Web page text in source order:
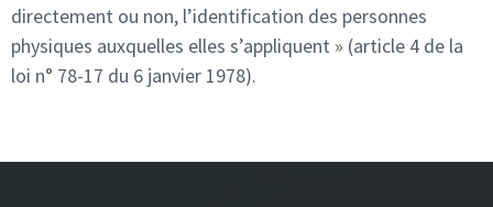
directement ou non, l’identification des personnes
physiques auxquelles elles s’appliquent » (article 4 de la
loi n° 78-17 du 6 janvier 1978).